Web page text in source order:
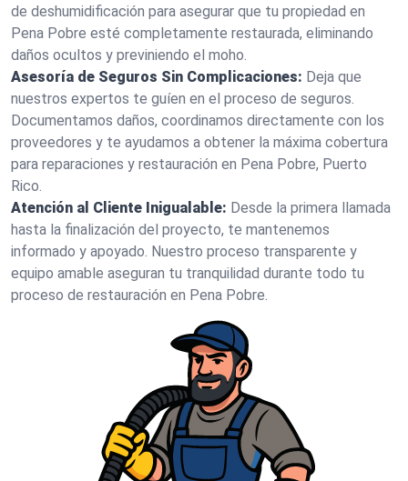
de deshumidificación para asegurar que tu propiedad en
Pena Pobre esté completamente restaurada, eliminando
daños ocultos y previniendo el moho.
Asesoría de Seguros Sin Complicaciones: Deja que
nuestros expertos te guíen en el proceso de seguros.
Documentamos daños, coordinamos directamente con los
proveedores y te ayudamos a obtener la máxima cobertura
para reparaciones y restauración en Pena Pobre, Puerto
Rico.
Atención al Cliente Inigualable: Desde la primera llamada
hasta la finalización del proyecto, te mantenemos
informado y apoyado. Nuestro proceso transparente y
equipo amable aseguran tu tranquilidad durante todo tu
proceso de restauración en Pena Pobre.